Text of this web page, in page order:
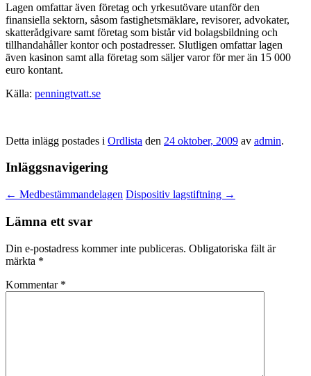
Lagen omfattar även företag och yrkesutövare utanför den
finansiella sektorn, såsom fastighetsmäklare, revisorer, advokater,
skatterådgivare samt företag som bistår vid bolagsbildning och
tillhandahåller kontor och postadresser. Slutligen omfattar lagen
även kasinon samt alla företag som säljer varor för mer än 15 000
euro kontant.
Källa: penningtvatt.se
Detta inlägg postades i Ordlista den 24 oktober, 2009 av admin.
Inläggsnavigering
← Medbestämmandelagen Dispositiv lagstiftning →
Lämna ett svar
Din e-postadress kommer inte publiceras. Obligatoriska fält är
märkta *
Kommentar *